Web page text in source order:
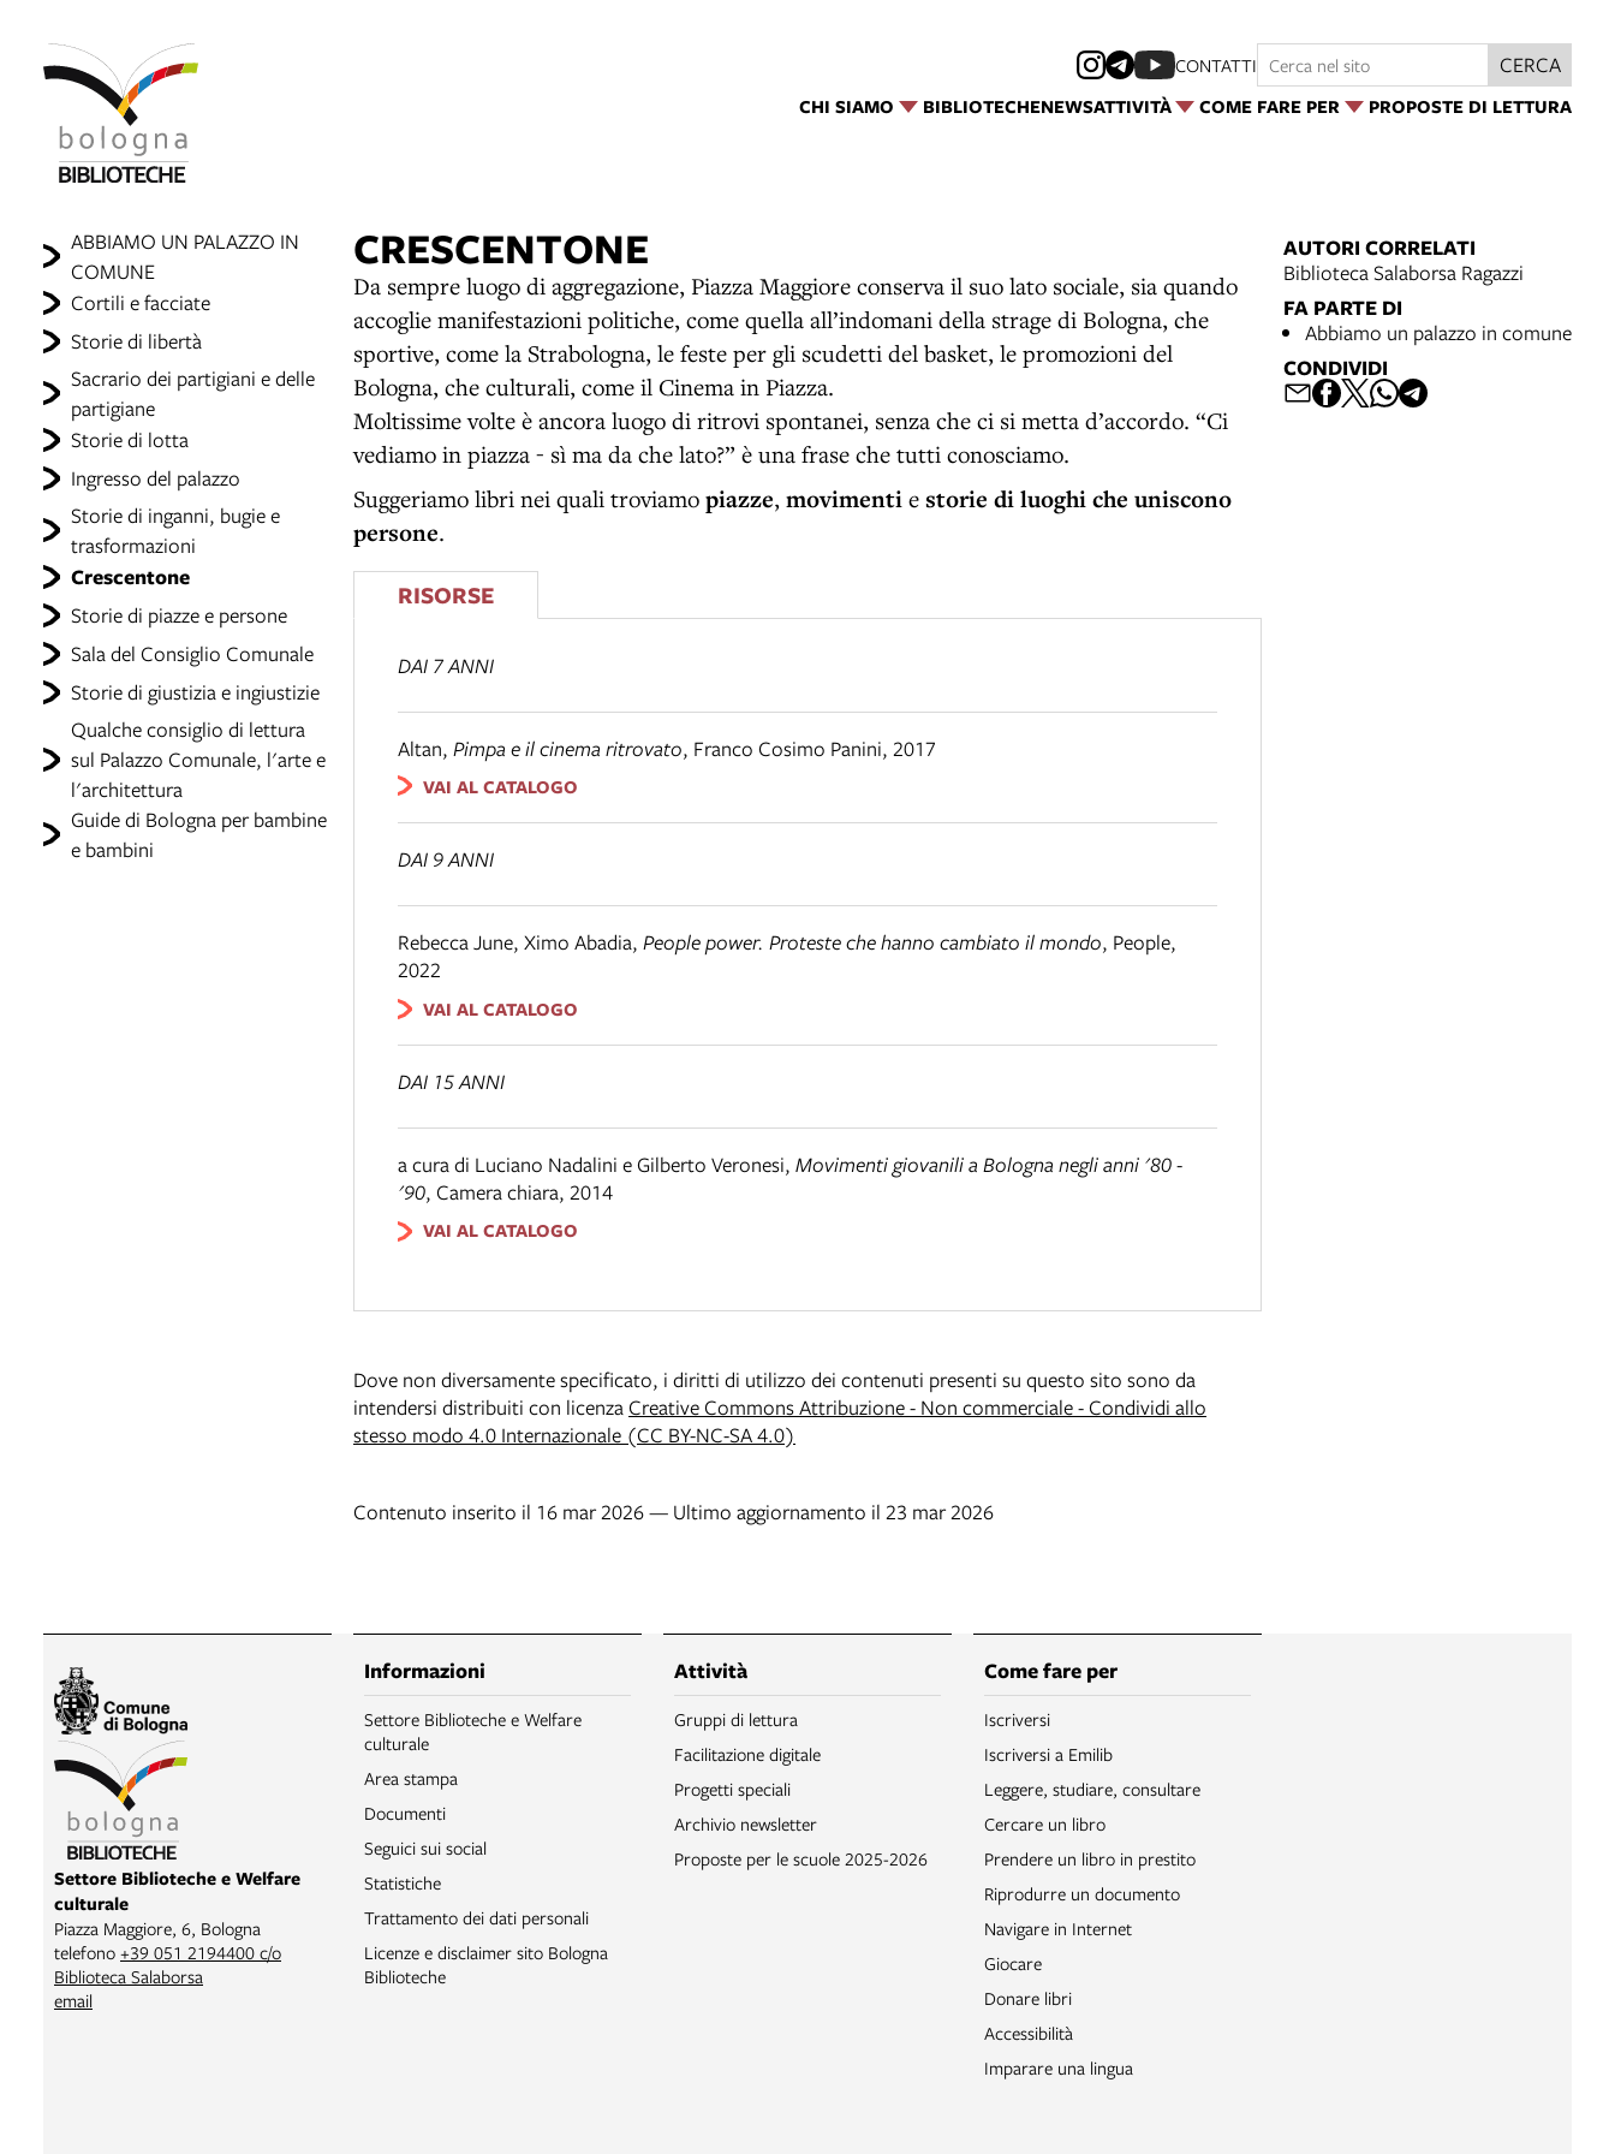
CHI SIAMO BIBLIOTECHENEWSATTIVITÀ COME FARE PER PROPOSTE DI LETTURA
CONTATTI CERCA
ABBIAMO UN PALAZZO IN
COMUNE
Cortili e facciate
Storie di libertà
Sacrario dei partigiani e delle
partigiane
Storie di lotta
Ingresso del palazzo
Storie di inganni, bugie e
trasformazioni
Crescentone
Storie di piazze e persone
Sala del Consiglio Comunale
Storie di giustizia e ingiustizie
Qualche consiglio di lettura
sul Palazzo Comunale, l'arte e
l'architettura
Guide di Bologna per bambine
e bambini
CRESCENTONE
Da sempre luogo di aggregazione, Piazza Maggiore conserva il suo lato sociale, sia quando
accoglie manifestazioni politiche, come quella all’indomani della strage di Bologna, che
sportive, come la Strabologna, le feste per gli scudetti del basket, le promozioni del
Bologna, che culturali, come il Cinema in Piazza.
Moltissime volte è ancora luogo di ritrovi spontanei, senza che ci si metta d’accordo. “Ci
vediamo in piazza - sì ma da che lato?” è una frase che tutti conosciamo.
Suggeriamo libri nei quali troviamo piazze, movimenti e storie di luoghi che uniscono
persone.
RISORSE
DAI 7 ANNI
Altan, Pimpa e il cinema ritrovato, Franco Cosimo Panini, 2017
VAI AL CATALOGO
DAI 9 ANNI
Rebecca June, Ximo Abadia, People power. Proteste che hanno cambiato il mondo, People,
2022
VAI AL CATALOGO
DAI 15 ANNI
a cura di Luciano Nadalini e Gilberto Veronesi, Movimenti giovanili a Bologna negli anni '80 -
'90, Camera chiara, 2014
VAI AL CATALOGO
Dove non diversamente specificato, i diritti di utilizzo dei contenuti presenti su questo sito sono da
intendersi distribuiti con licenza Creative Commons Attribuzione - Non commerciale - Condividi allo
stesso modo 4.0 Internazionale (CC BY-NC-SA 4.0)
Contenuto inserito il 16 mar 2026 — Ultimo aggiornamento il 23 mar 2026
AUTORI CORRELATI
Biblioteca Salaborsa Ragazzi
FA PARTE DI
Abbiamo un palazzo in comune
CONDIVIDI
Settore Biblioteche e Welfare
culturale
Piazza Maggiore, 6, Bologna
telefono +39 051 2194400 c/o
Biblioteca Salaborsa
email
Informazioni
Settore Biblioteche e Welfare
culturale
Area stampa
Documenti
Seguici sui social
Statistiche
Trattamento dei dati personali
Licenze e disclaimer sito Bologna
Biblioteche
Attività
Gruppi di lettura
Facilitazione digitale
Progetti speciali
Archivio newsletter
Proposte per le scuole 2025-2026
Come fare per
Iscriversi
Iscriversi a Emilib
Leggere, studiare, consultare
Cercare un libro
Prendere un libro in prestito
Riprodurre un documento
Navigare in Internet
Giocare
Donare libri
Accessibilità
Imparare una lingua